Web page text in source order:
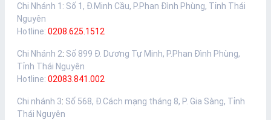
Chi Nhánh 1 : Số 1, Đ.Minh Cầu, P.Phan Đình Phùng, Tỉnh Thái
Nguyên
Hotline: 0208.625.1512
Chi Nhánh 2: Số 899 Đ. Dương Tự Minh, P.Phan Đình Phùng,
Tỉnh Thái Nguyên
Hotline: 02083.841.002
Chi nhánh 3: Số 568, Đ.Cách mạng tháng 8, P. Gia Sàng, Tỉnh
Thái Nguyên